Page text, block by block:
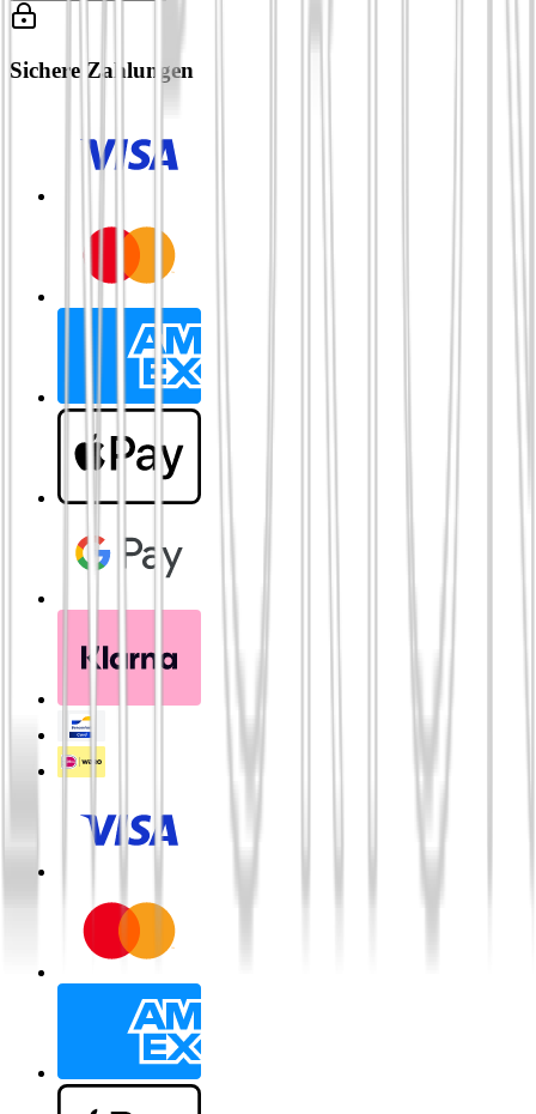
Sichere Zahlungen